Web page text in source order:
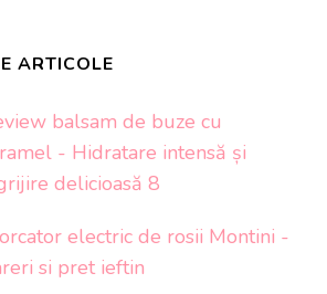
ARTICOLE
balsam de buze cu
- Hidratare intensă și
delicioasă 8
electric de rosii Montini -
si pret ieftin